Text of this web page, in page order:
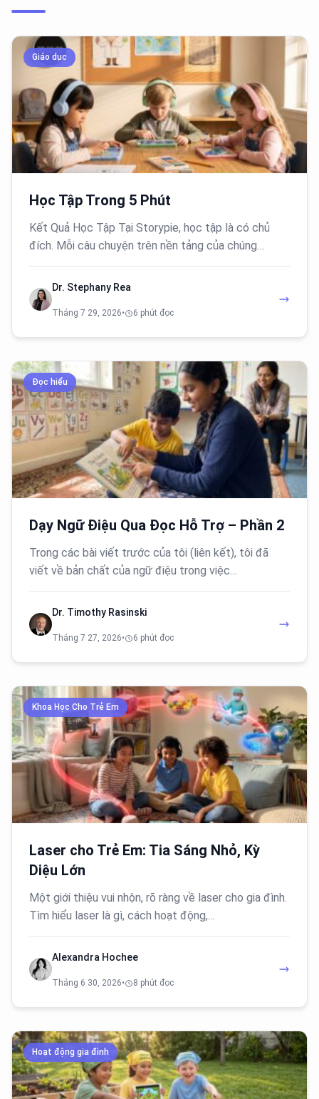
Giáo dục
Học Tập Trong 5 Phút
Kết Quả Học Tập Tại Storypie, học tập là có chủ
đích. Mỗi câu chuyện trên nền tảng của chúng…
Dr. Stephany Rea
Tháng 7 29, 2026• 6 phút đọc
Đọc hiểu
Dạy Ngữ Điệu Qua Đọc Hỗ Trợ – Phần 2
Trong các bài viết trước của tôi (liên kết), tôi đã
viết về bản chất của ngữ điệu trong việc…
Dr. Timothy Rasinski
Tháng 7 27, 2026• 6 phút đọc
Khoa Học Cho Trẻ Em
Laser cho Trẻ Em: Tia Sáng Nhỏ, Kỳ
Diệu Lớn
Một giới thiệu vui nhộn, rõ ràng về laser cho gia đình.
Tìm hiểu laser là gì, cách hoạt động,…
Alexandra Hochee
Tháng 6 30, 2026• 8 phút đọc
Hoạt động gia đình